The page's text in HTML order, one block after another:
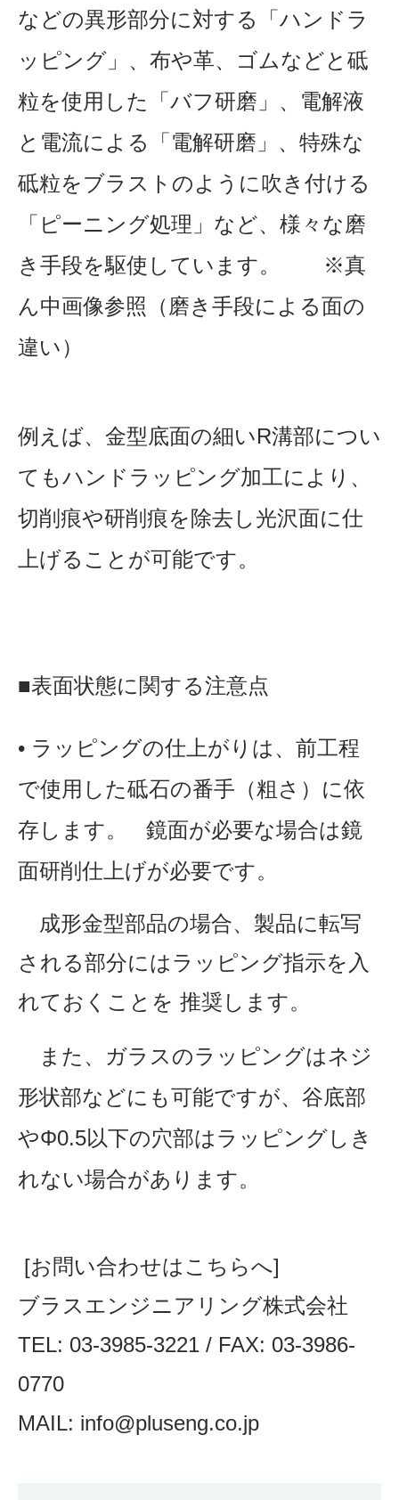
などの異形部分に対する
「ハンドラ
ッピング」、布や革、ゴムなどと砥
粒を使用した「バフ研磨」、電解液
と電流による
「電解研磨」、特殊な
砥粒をブラストのように吹き付ける
「ピーニング処理」など、様々な磨
き手段を駆使しています。 ※真
ん中画像参照（磨き手段による面の
違い）
例えば、金型底面の細いR溝部につい
てもハンドラッピング加工により、
切削痕や研削痕を除去し光沢面に仕
上げることが可能です。
■表面状態に関する注意点
• ラッピングの仕上がりは、前工程
で使用した砥石の番手（粗さ）に依
存します。
鏡面が必要な場合は鏡
面研削仕上げが必要です。
成形金型部品の場合、製品に転写
される部分にはラッピング指示を入
れておくことを 推奨します。
また、ガラスのラッピングはネジ
形状部などにも可能ですが、谷底部
やΦ0.5以下の穴部はラッピングしき
れない場合があります。
[お問い合わせはこちらへ]
ブラスエンジニアリング株式会社
TEL: 03-3985-3221 / FAX: 03-3986-
0770
MAIL: info@pluseng.co.jp